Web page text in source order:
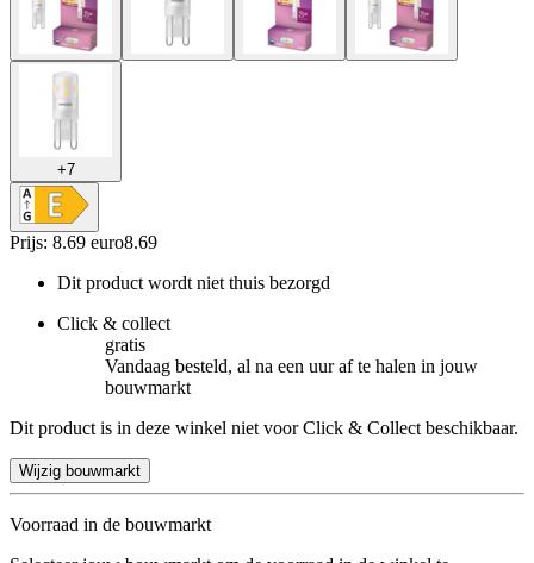
+7
Prijs: 8.69 euro8.69
Dit product wordt niet thuis bezorgd
Click & collect
gratis
Vandaag besteld, al na een uur af te halen in jouw
bouwmarkt
Dit product is in deze winkel niet voor Click & Collect beschikbaar.
Wijzig bouwmarkt
Voorraad in de bouwmarkt